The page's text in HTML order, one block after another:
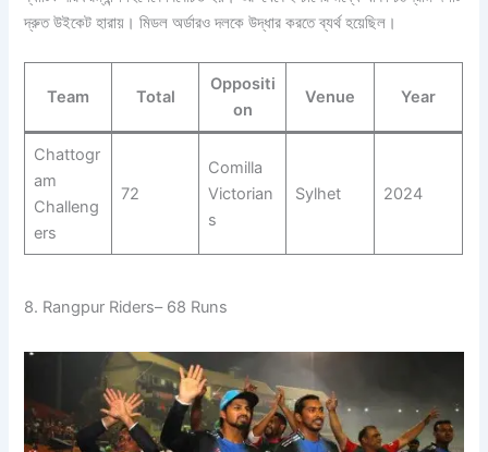
দ্রুত উইকেট হারায়। মিডল অর্ডারও দলকে উদ্ধার করতে ব্যর্থ হয়েছিল।
Team Total
Oppositi
on
Venue Year
Chattogr
am
Challeng
ers
72
Comilla
Victorian
s
Sylhet 2024
8. Rangpur Riders– 68 Runs